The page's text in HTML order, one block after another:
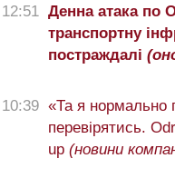
12:51 Денна атака по
транспортну
постраждалі
10:39 «Та я нормально
перевірятись.
up (новини